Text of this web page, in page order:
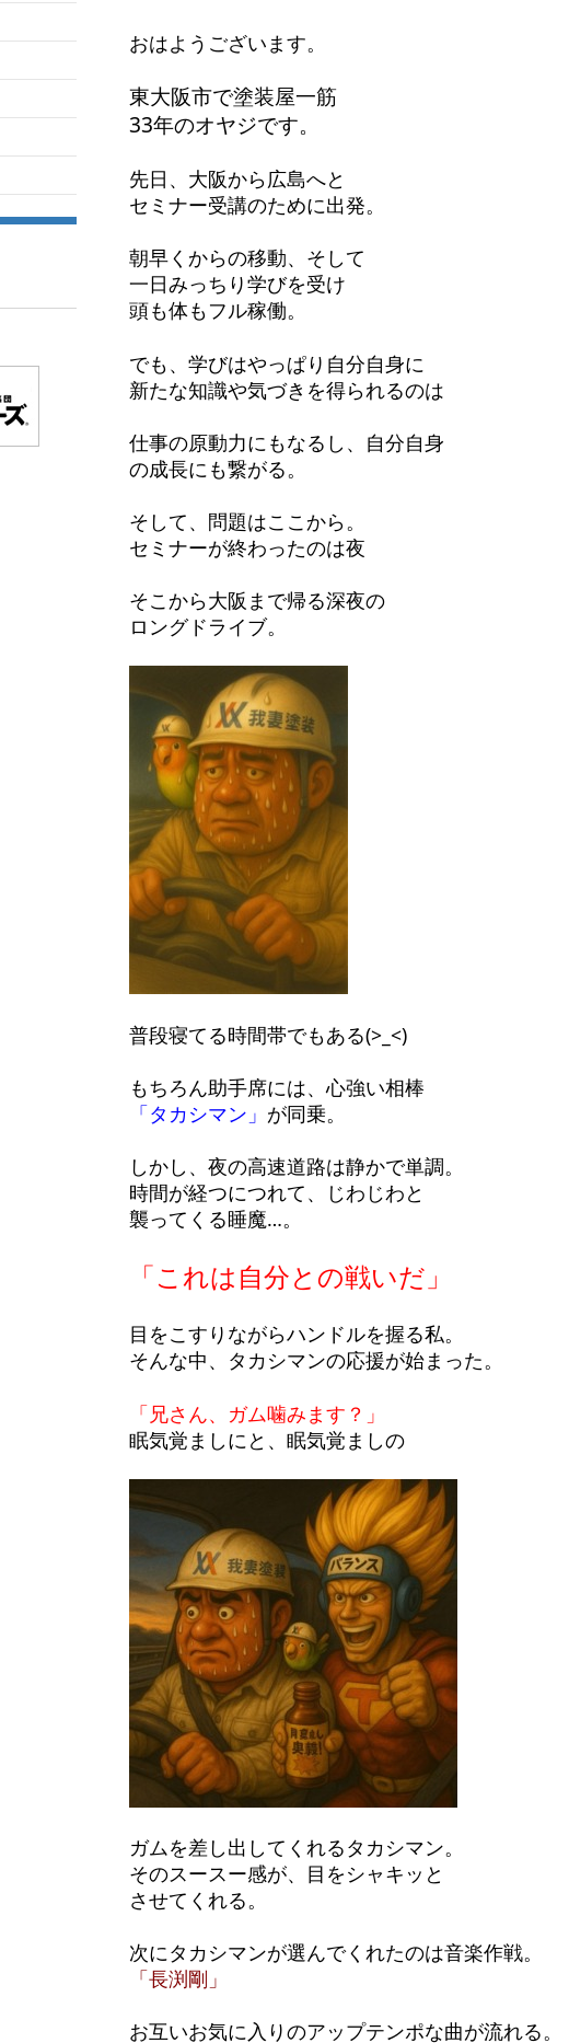
おはようございます。
東大阪市で塗装屋一筋
33年のオヤジです。
先日、大阪から広島へと
セミナー受講のために出発。
朝早くからの移動、そして
一日みっちり学びを受け
頭も体もフル稼働。
でも、学びはやっぱり自分自身に
新たな知識や気づきを得られるのは
仕事の原動力にもなるし、自分自身
の成長にも繋がる。
そして、問題はここから。
セミナーが終わったのは夜
そこから大阪まで帰る深夜の
ロングドライブ。
普段寝てる時間帯でもある(>_<)
もちろん助手席には、心強い相棒
「タカシマン」 が同乗。
しかし、夜の高速道路は静かで単調。
時間が経つにつれて、じわじわと
襲ってくる睡魔…。
「これは自分との戦いだ」
目をこすりながらハンドルを握る私。
そんな中、タカシマンの応援が始まった。
「兄さん、ガム噛みます？」
眠気覚ましにと、眠気覚ましの
ガムを差し出してくれるタカシマン。
そのスースー感が、目をシャキッと
させてくれる。
次にタカシマンが選んでくれたのは音楽作戦。
「長渕剛」
お互いお気に入りのアップテンポな曲が流れる。